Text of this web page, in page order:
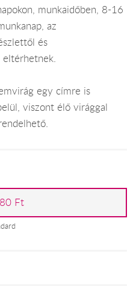
munkaidőben, 8-16
az
és
eltérhetnek.
egy címre is
viszont élő virággal
Ft